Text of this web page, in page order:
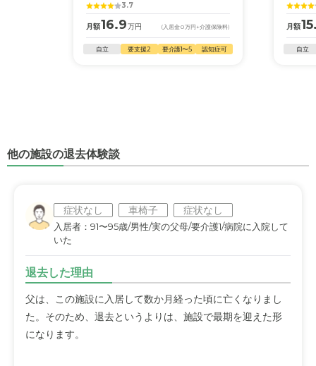
3.7
月額16.9万円 (入居金0万円 +介護保険料)
自立 要支援2 要介護1〜5 認知症可
月額
自立
他の施設の退去体験談
症状なし 車椅子 症状なし
入居者：91〜95歳/男性/実の父母/要介護1/病院に入院して
いた
退去した理由
父は、この施設に入居して数か月経った頃に亡くなりまし
た。そのため、退去というよりは、施設で最期を迎えた形
になります。